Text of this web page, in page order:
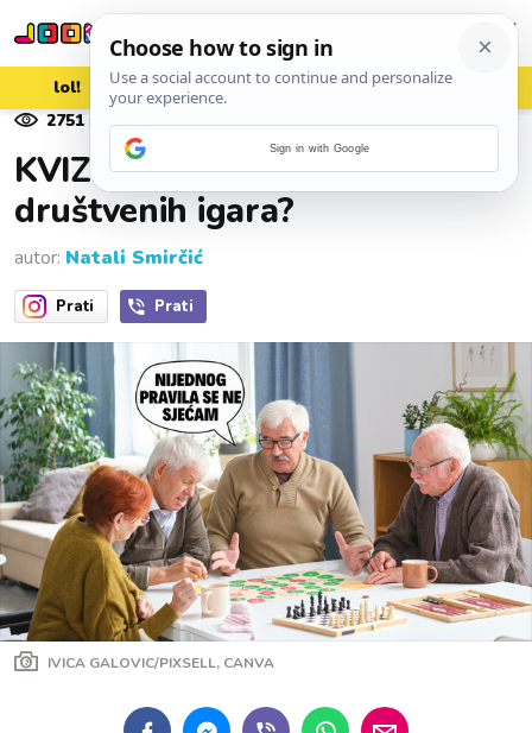
lol! aww vrh!
woot?!
2751 pregleda 23. kolovoza 2025.
KVIZ: Znate li nazive ovih 7/7
društvenih igara?
autor: Natali Smirčić
Prati Prati
IVICA GALOVIC/PIXSELL, CANVA
Sign in with Google